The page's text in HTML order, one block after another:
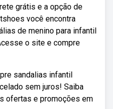
grátis e a opção de
você encontra
de menino para infantil
o site e compre
sandalias infantil
sem juros! Saiba
ofertas e promoções em